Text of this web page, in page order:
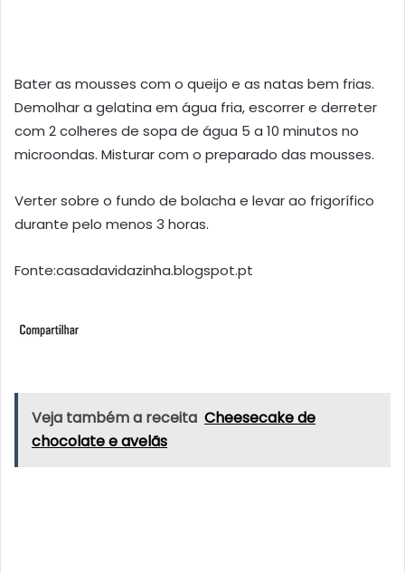
Bater as mousses com o queijo e as natas bem frias.
Demolhar a gelatina em água fria, escorrer e derreter
com 2 colheres de sopa de água 5 a 10 minutos no
microondas. Misturar com o preparado das mousses.
Verter sobre o fundo de bolacha e levar ao frigorífico
durante pelo menos 3 horas.
Fonte:casadavidazinha.blogspot.pt
Veja também a receita Cheesecake de
chocolate e avelãs